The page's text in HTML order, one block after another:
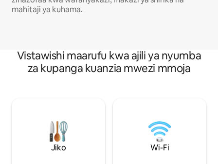
mahitaji ya kuhama.
Vistawishi maarufu kwa ajili ya nyumba
za kupanga kuanzia mwezi mmoja
Jiko Wi-Fi